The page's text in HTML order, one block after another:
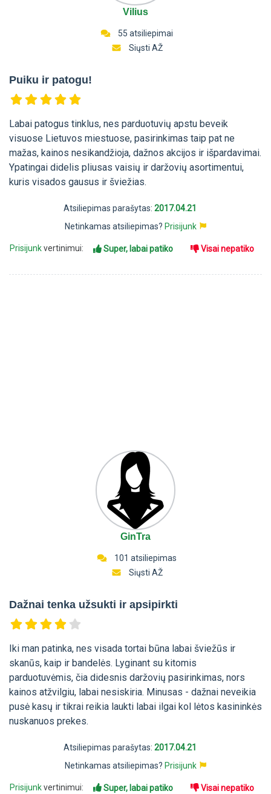
Vilius
55 atsiliepimai
Siųsti AŽ
Puiku ir patogu!
Labai patogus tinklus, nes parduotuvių apstu beveik
visuose Lietuvos miestuose, pasirinkimas taip pat ne
mažas, kainos nesikandžioja, dažnos akcijos ir išpardavimai.
Ypatingai didelis pliusas vaisių ir daržovių asortimentui,
kuris visados gausus ir šviežias.
Atsiliepimas parašytas: 2017.04.21
Netinkamas atsiliepimas? Prisijunk
Prisijunkvertinimui: Super, labai patiko Visai nepatiko
GinTra
101 atsiliepimas
Siųsti AŽ
Dažnai tenka užsukti ir apsipirkti
Iki man patinka, nes visada tortai būna labai šviežūs ir
skanūs, kaip ir bandelės. Lyginant su kitomis
parduotuvėmis, čia didesnis daržovių pasirinkimas, nors
kainos atžvilgiu, labai nesiskiria. Minusas - dažnai neveikia
pusė kasų ir tikrai reikia laukti labai ilgai kol lėtos kasininkės
nuskanuos prekes.
Atsiliepimas parašytas: 2017.04.21
Netinkamas atsiliepimas? Prisijunk
Prisijunkvertinimui: Super, labai patiko Visai nepatiko